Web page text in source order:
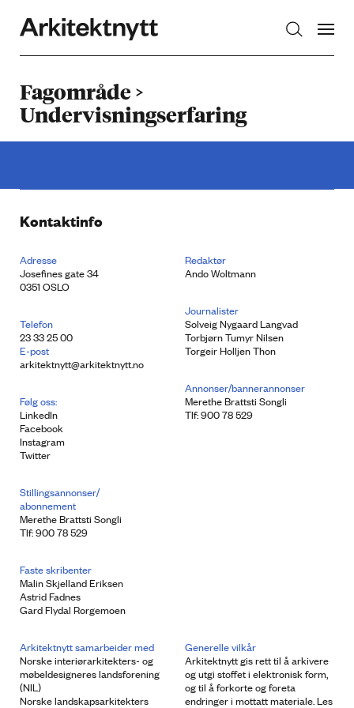
Fagområde >
Undervisningserfaring
Kontaktinfo
Adresse
Josefines gate 34
0351 OSLO
Telefon
23 33 25 00
E-post
arkitektnytt@arkitektnytt.no
Følg oss:
LinkedIn
Facebook
Instagram
Twitter
Redaktør
Ando Woltmann
Journalister
Solveig Nygaard Langvad
Torbjørn Tumyr Nilsen
Torgeir Holljen Thon
Annonser/bannerannonser
Merethe Brattsti Songli
Tlf: 900 78 529
Stillingsannonser/
abonnement
Merethe Brattsti Songli
Tlf: 900 78 529
Faste skribenter
Malin Skjelland Eriksen
Astrid Fadnes
Gard Flydal Rorgemoen
Arkitektnytt samarbeider med
Norske interiørarkitekters- og
møbeldesigneres landsforening
(NIL)
Norske landskapsarkitekters
Generelle vilkår
Arkitektnytt gis rett til å arkivere
og utgi stoffet i elektronisk form,
og til å forkorte og foreta
endringer i mottatt materiale. Les